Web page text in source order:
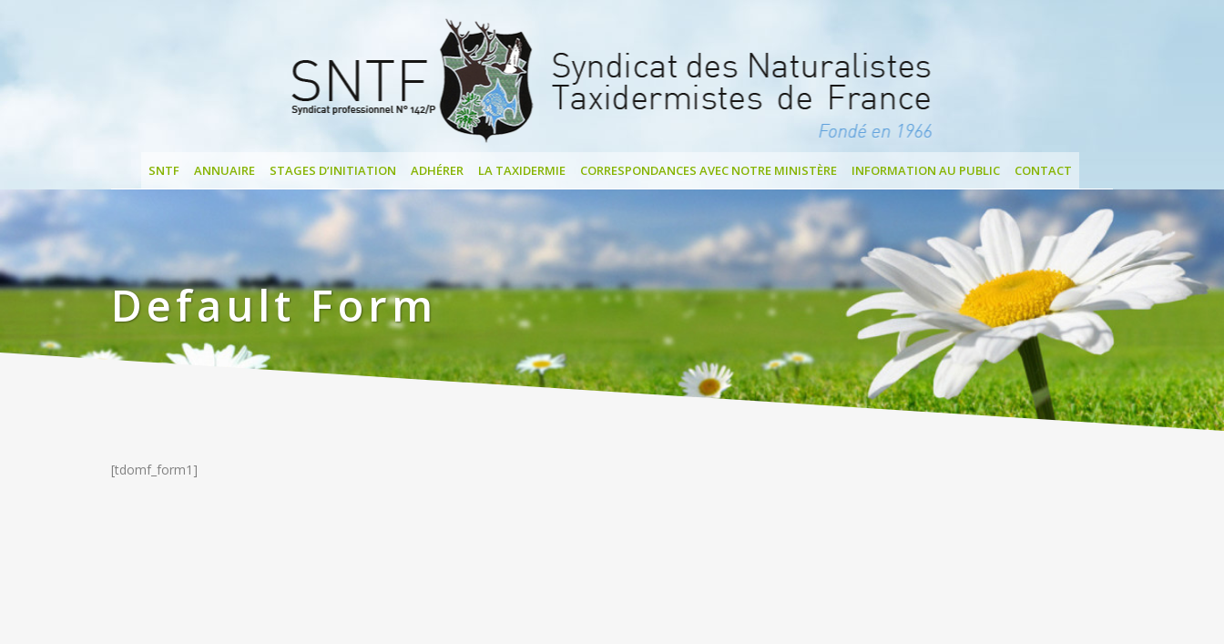
SNTF ANNUAIRE STAGES D’INITIATION ADHÉRER LA TAXIDERMIE CORRESPONDANCES AVEC NOTRE MINISTÈRE INFORMATION AU PUBLIC CONTACT
Default Form
[tdomf_form1]